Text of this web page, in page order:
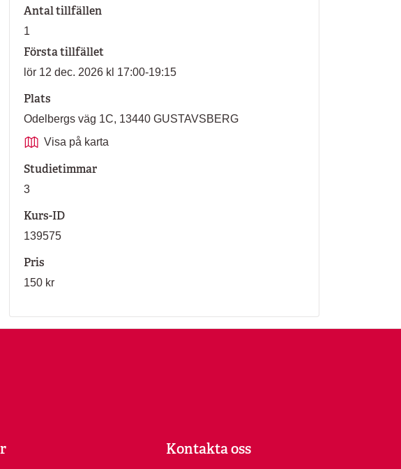
Antal tillfällen
1
Första tillfället
lör 12 dec. 2026 kl 17:00-19:15
Plats
Odelbergs väg 1C, 13440 GUSTAVSBERG
Visa på karta
Studietimmar
3
Kurs-ID
139575
Pris
150 kr
Kontakta oss